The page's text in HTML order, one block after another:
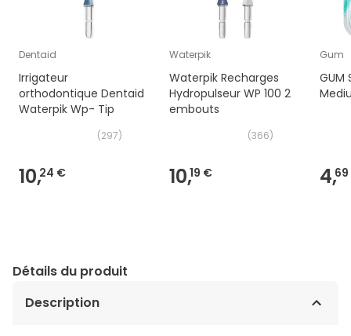
Dentaid
Irrigateur
orthodontique Dentaid
Waterpik Wp- Tip
(297)
10,24 €
Waterpik
Waterpik Recharges
Hydropulseur WP 100 2
embouts
(366)
10,19 €
Gum
GUM
4,
Détails du produit
Description